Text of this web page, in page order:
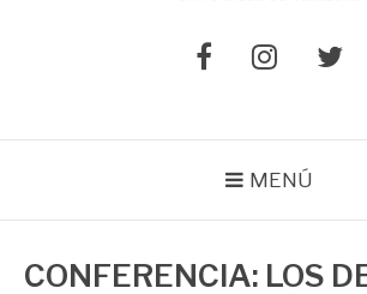
ElementoElemento
MENÚ
CONFERENCIA: LOS